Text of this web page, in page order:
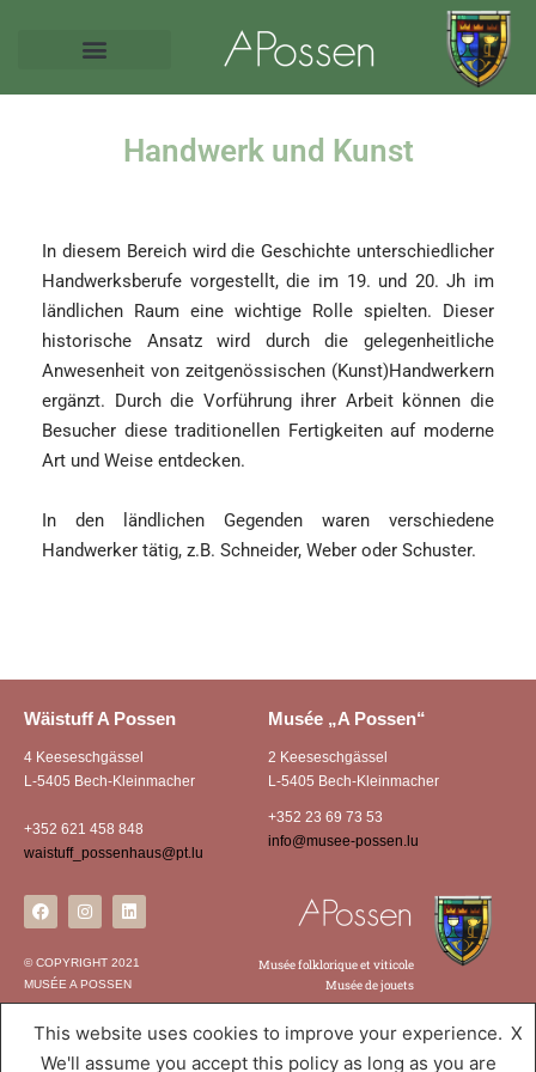
Handwerk und Kunst
In diesem Bereich wird die Geschichte unterschiedlicher
Handwerksberufe vorgestellt, die im 19. und 20. Jh im
ländlichen Raum eine wichtige Rolle spielten. Dieser
historische Ansatz wird durch die gelegenheitliche
Anwesenheit von zeitgenössischen (Kunst)Handwerkern
ergänzt. Durch die Vorführung ihrer Arbeit können die
Besucher diese traditionellen Fertigkeiten auf moderne
Art und Weise entdecken.
In den ländlichen Gegenden waren verschiedene
Handwerker tätig, z.B. Schneider, Weber oder Schuster.
Wäistuff A Possen
4 Keeseschgässel
L-5405 Bech-Kleinmacher
+352 621 458 848
waistuff_possenhaus@pt.lu
Musée „A Possen“
2 Keeseschgässel
L-5405 Bech-Kleinmacher
+352 23 69 73 53
info@musee-possen.lu
© COPYRIGHT 2021
MUSÉE A POSSEN
Musée folklorique et viticole
Musée de jouets
This website uses cookies to improve your experience.
We'll assume you accept this policy as long as you are
X